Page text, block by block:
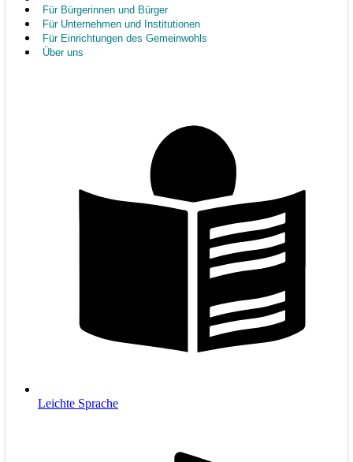
Für Bürgerinnen und Bürger
Für Unternehmen und Institutionen
Für Einrichtungen des Gemeinwohls
Über uns
Leichte Sprache